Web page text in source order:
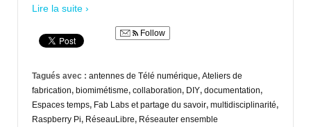
Lire la suite ›
Follow
Tagués avec : antennes de Télé numérique, Ateliers de
fabrication, biomimétisme, collaboration, DIY, documentation,
Espaces temps, Fab Labs et partage du savoir, multidisciplinarité,
Raspberry Pi, RéseauLibre, Réseauter ensemble